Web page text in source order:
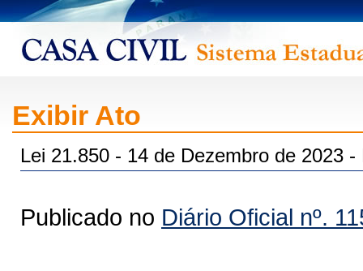
Exibir Ato
Lei 21.850 - 14 de Dezembro de 2023
Publicado no Diário Oficial nº.